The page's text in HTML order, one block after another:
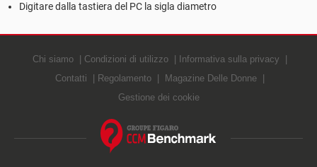
Digitare dalla tastiera del PC la sigla diametro
Chi siamo Condizioni di utilizzo
Informativa sulla privacy
Contatti
Regolamento
Magazine Delle Donne
Gestione dei cookie